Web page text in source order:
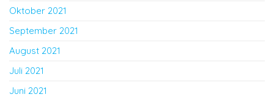
Oktober 2021
September 2021
August 2021
Juli 2021
Juni 2021